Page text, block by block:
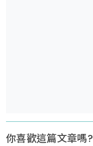
你喜歡這篇文章嗎?